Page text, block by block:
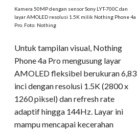
Kamera 50MP dengan sensor Sony LYT-700C dan
layar AMOLED resolusi 1.5K milik Nothing Phone 4a
Pro. Foto: Nothing
Untuk tampilan visual, Nothing
Phone 4a Pro mengusung layar
AMOLED fleksibel berukuran 6,83
inci dengan resolusi 1.5K (2800 x
1260 piksel) dan refresh rate
adaptif hingga 144Hz. Layar ini
mampu mencapai kecerahan